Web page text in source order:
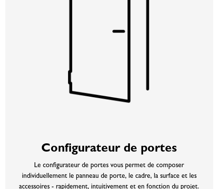
Configurateur de portes
Le configurateur de portes vous permet de composer
individuellement le panneau de porte, le cadre, la surface et les
accessoires - rapidement, intuitivement et en fonction du projet.